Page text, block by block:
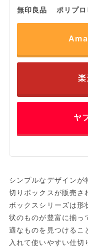
無印良品 ポリプロ
楽
ヤ
シンプルなデザインが
切りボックスが販売さ
ボックスシリーズは形
状のものが豊富に揃っ
適なものを見つけるこ
入れて使いやすい仕